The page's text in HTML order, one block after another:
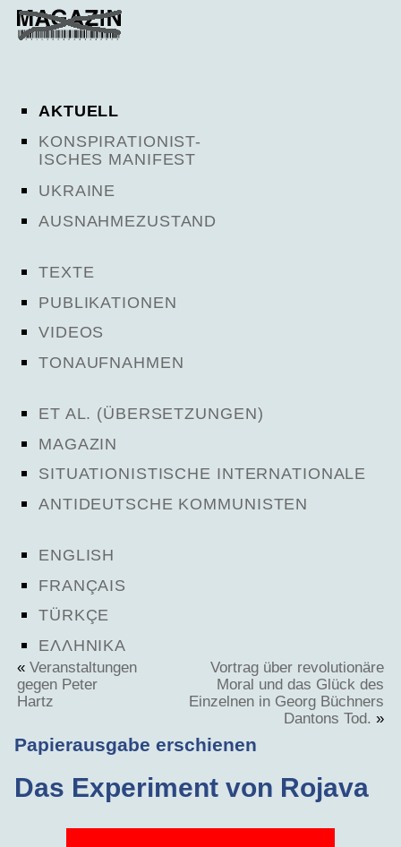
AKTUELL
KONSPIRATIONIST-
ISCHES MANIFEST
UKRAINE
AUSNAHMEZUSTAND
TEXTE
PUBLIKATIONEN
VIDEOS
TONAUFNAHMEN
ET AL. (ÜBERSETZUNGEN)
MAGAZIN
SITUATIONISTISCHE INTERNATIONALE
ANTIDEUTSCHE KOMMUNISTEN
ENGLISH
FRANÇAIS
TÜRKÇE
ΕΛΛΗΝΙΚΑ
« Veranstaltungen
gegen Peter
Hartz
Vortrag über revolutionäre
Moral und das Glück des
Einzelnen in Georg Büchners
Dantons Tod. »
Papierausgabe erschienen
Das Experiment von Rojava